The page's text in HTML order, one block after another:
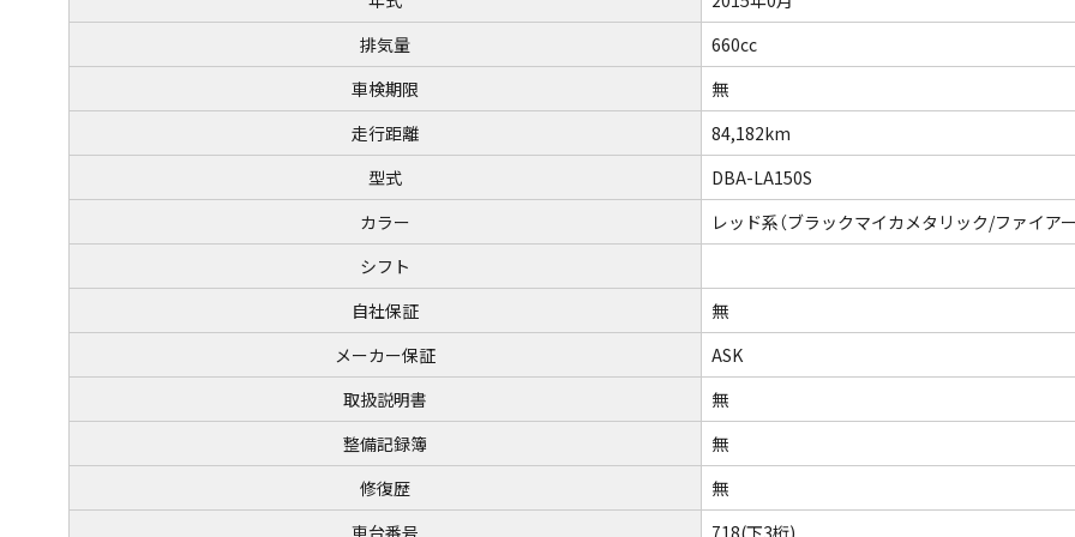
排気量
660cc
車検期限
無
走行距離
84,182km
型式
DBA-LA150S
カラー
レッド系（ブラックマイカメタリック/ファイア
シフト
自社保証
無
メーカー保証
ASK
取扱説明書
無
整備記録簿
無
修復歴
無
車台番号
718(下3桁)